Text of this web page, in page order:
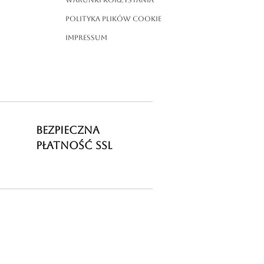
Polityka plików cookie
Impressum
BEZPIECZNA
PŁATNOŚĆ SSL